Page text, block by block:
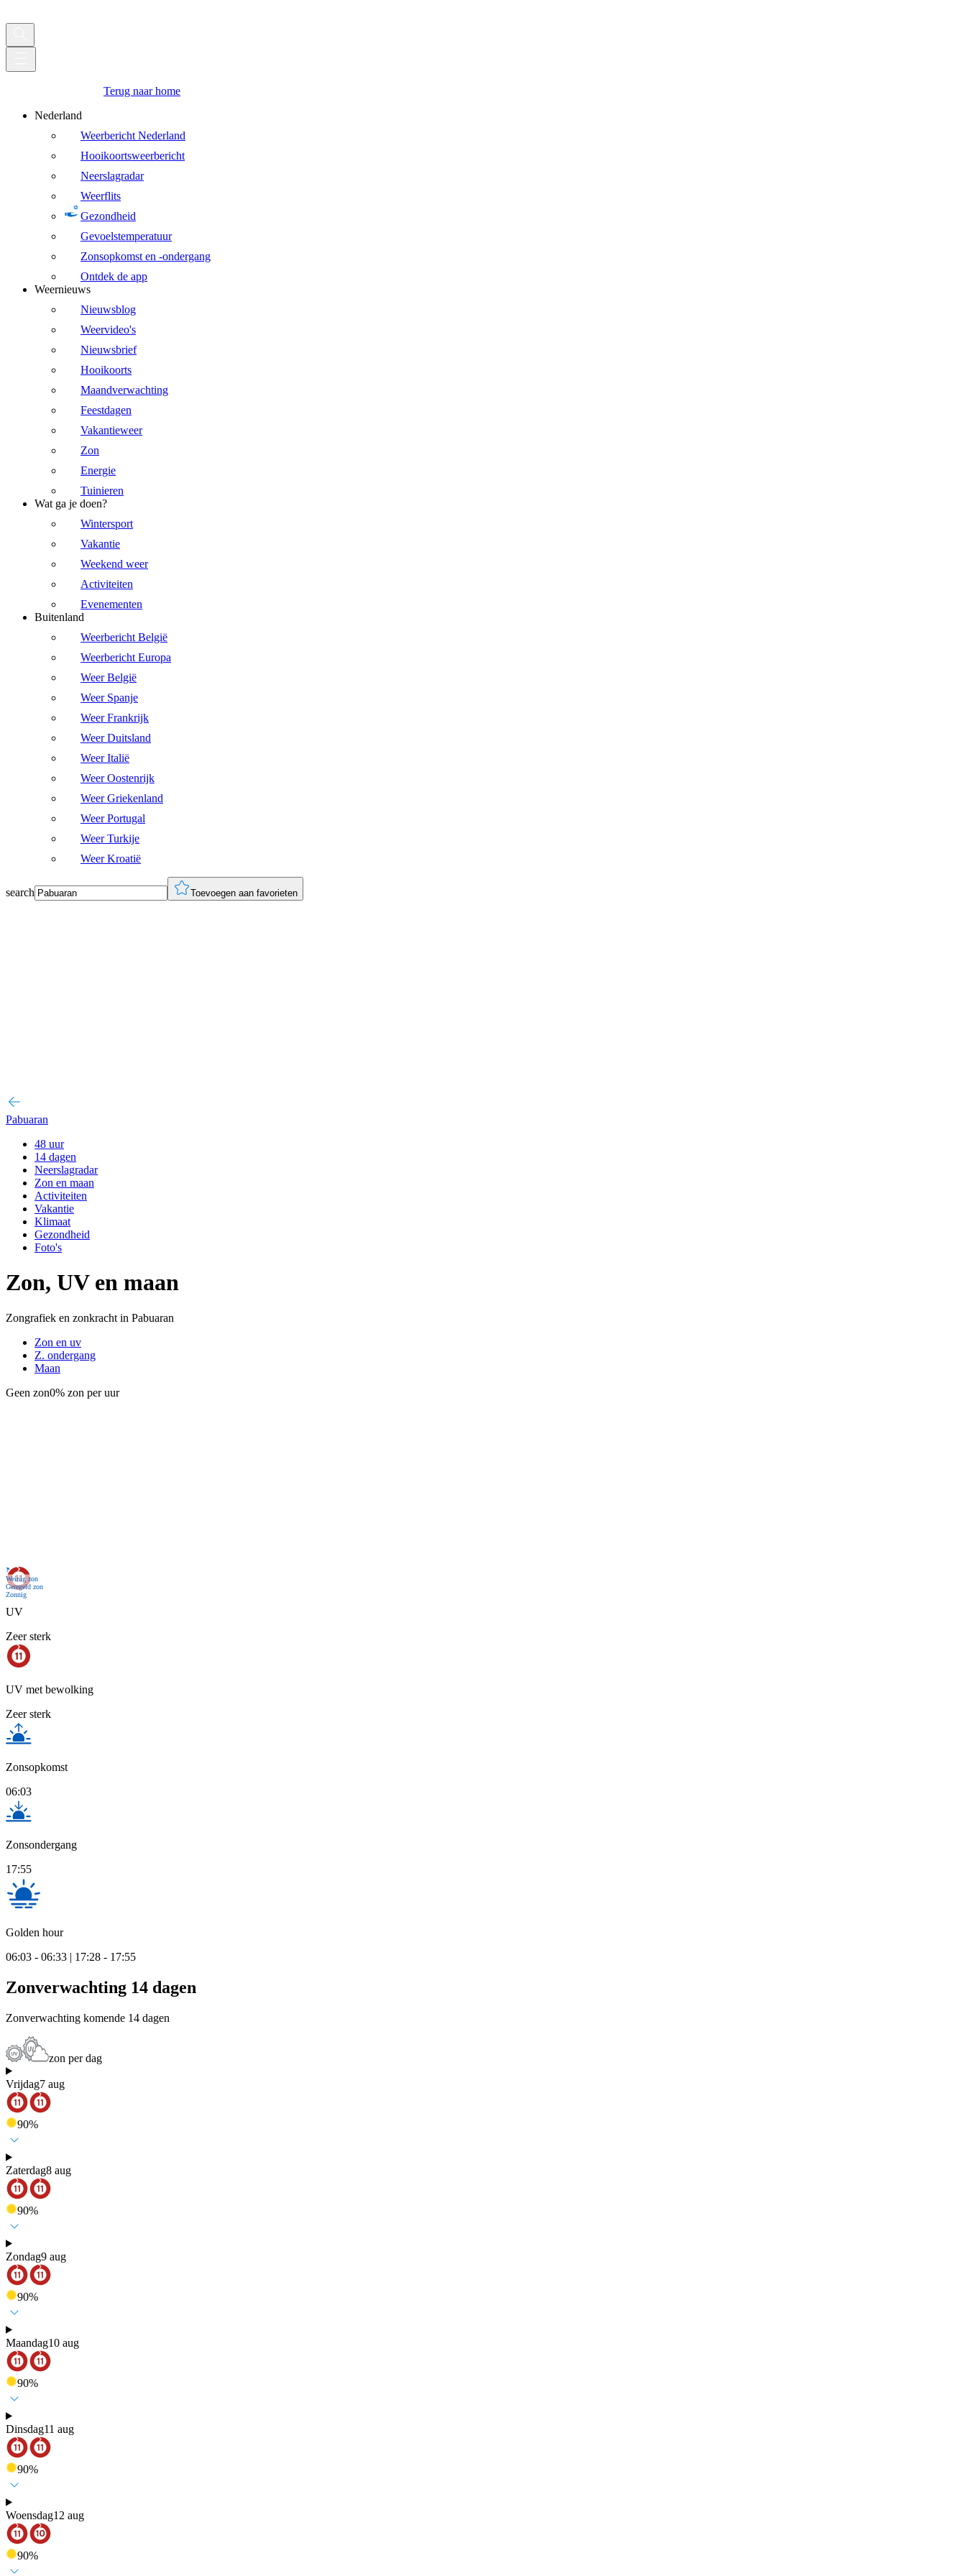
Terug naar home
Nederland
Weerbericht Nederland
Hooikoortsweerbericht
Neerslagradar
Weerflits
Gezondheid
Gevoelstemperatuur
Zonsopkomst en -ondergang
Ontdek de app
Weernieuws
Nieuwsblog
Weervideo's
Nieuwsbrief
Hooikoorts
Maandverwachting
Feestdagen
Vakantieweer
Zon
Energie
Tuinieren
Wat ga je doen?
Wintersport
Vakantie
Weekend weer
Activiteiten
Evenementen
Buitenland
Weerbericht België
Weerbericht Europa
Weer België
Weer Spanje
Weer Frankrijk
Weer Duitsland
Weer Italië
Weer Oostenrijk
Weer Griekenland
Weer Portugal
Weer Turkije
Weer Kroatië
search Toevoegen aan favorieten
Pabuaran
48 uur
14 dagen
Neerslagradar
Zon en maan
Activiteiten
Vakantie
Klimaat
Gezondheid
Foto's
Zon, UV en maan
Zongrafiek en zonkracht in Pabuaran
Zon en uv
Z. ondergang
Maan
Geen zon0% zon per uur
Nu
Weinig zon
Geregeld zon
Zonnig
UV
Zeer sterk
UV met bewolking
Zeer sterk
Zonsopkomst
06:03
Zonsondergang
17:55
Golden hour
06:03 - 06:33 | 17:28 - 17:55
Zonverwachting 14 dagen
Zonverwachting komende 14 dagen
zon per dag
Vrijdag7 aug
90%
Zaterdag8 aug
90%
Zondag9 aug
90%
Maandag10 aug
90%
Dinsdag11 aug
90%
Woensdag12 aug
90%